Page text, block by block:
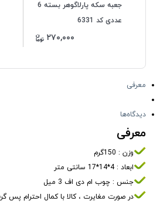
جعبه سکه پارلاگوهر بسته 6
عددی کد 6331
۲۷۰,۰۰۰
معرفی
دیدگاه‌ها
معرفی
وزن : 150گرم
ابعاد : 4*14*17 سانتی متر
جنس : چوب ام دی اف 3 میل
در صورت مغایرت ، کالا با کمال احترام پس